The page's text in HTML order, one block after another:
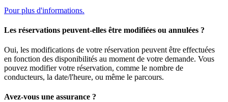
Pour plus d'informations.
Les réservations peuvent-elles être modifiées ou annulées ?
Oui, les modifications de votre réservation peuvent être effectuées
en fonction des disponibilités au moment de votre demande. Vous
pouvez modifier votre réservation, comme le nombre de
conducteurs, la date/l'heure, ou même le parcours.
Avez-vous une assurance ?